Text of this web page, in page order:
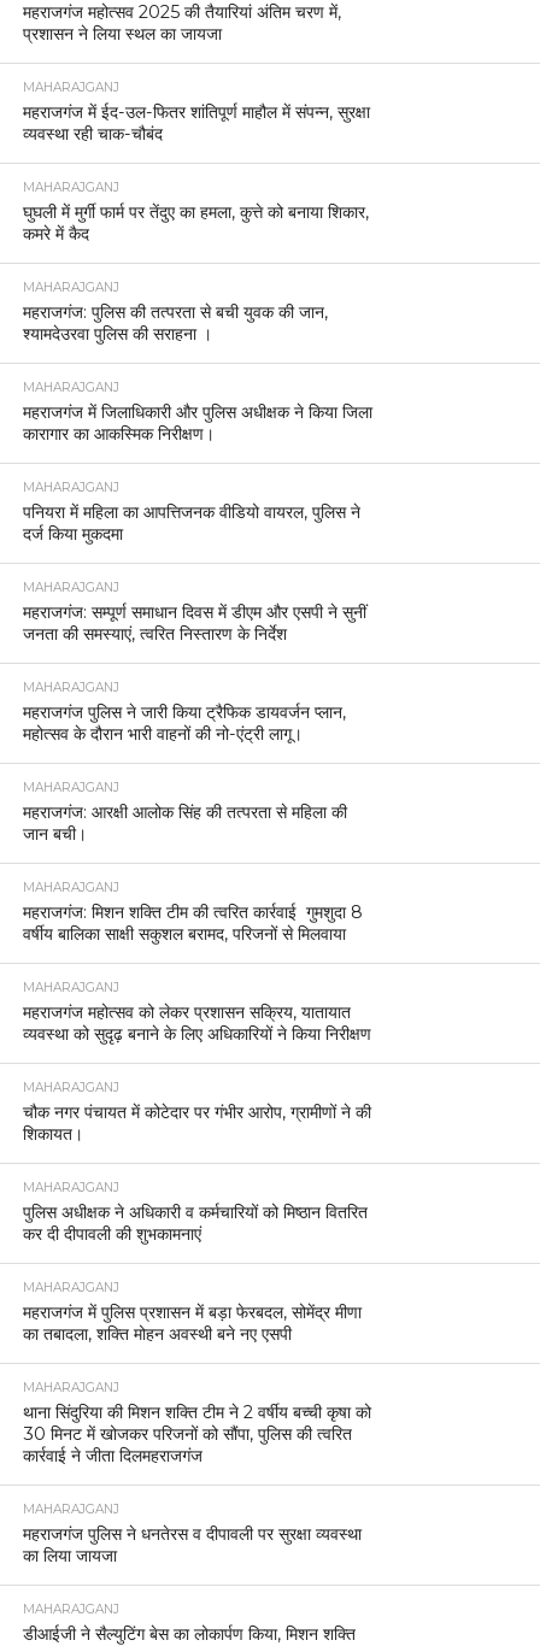
महराजगंज महोत्सव 2025 की तैयारियां अंतिम चरण में,
प्रशासन ने लिया स्थल का जायजा
MAHARAJGANJ
महराजगंज में ईद-उल-फितर शांतिपूर्ण माहौल में संपन्न, सुरक्षा
व्यवस्था रही चाक-चौबंद
MAHARAJGANJ
घुघली में मुर्गी फार्म पर तेंदुए का हमला, कुत्ते को बनाया शिकार,
कमरे में कैद
MAHARAJGANJ
महराजगंज: पुलिस की तत्परता से बची युवक की जान,
श्यामदेउरवा पुलिस की सराहना ।
MAHARAJGANJ
महराजगंज में जिलाधिकारी और पुलिस अधीक्षक ने किया जिला
कारागार का आकस्मिक निरीक्षण।
MAHARAJGANJ
पनियरा में महिला का आपत्तिजनक वीडियो वायरल, पुलिस ने
दर्ज किया मुकदमा
MAHARAJGANJ
महराजगंज: सम्पूर्ण समाधान दिवस में डीएम और एसपी ने सुनीं
जनता की समस्याएं, त्वरित निस्तारण के निर्देश
MAHARAJGANJ
महराजगंज पुलिस ने जारी किया ट्रैफिक डायवर्जन प्लान,
महोत्सव के दौरान भारी वाहनों की नो-एंट्री लागू।
MAHARAJGANJ
महराजगंज: आरक्षी आलोक सिंह की तत्परता से महिला की
जान बची।
MAHARAJGANJ
महराजगंज: मिशन शक्ति टीम की त्वरित कार्रवाई गुमशुदा 8
वर्षीय बालिका साक्षी सकुशल बरामद, परिजनों से मिलवाया
MAHARAJGANJ
महराजगंज महोत्सव को लेकर प्रशासन सक्रिय, यातायात
व्यवस्था को सुदृढ़ बनाने के लिए अधिकारियों ने किया निरीक्षण
MAHARAJGANJ
चौक नगर पंचायत में कोटेदार पर गंभीर आरोप, ग्रामीणों ने की
शिकायत।
MAHARAJGANJ
पुलिस अधीक्षक ने अधिकारी व कर्मचारियों को मिष्ठान वितरित
कर दी दीपावली की शुभकामनाएं
MAHARAJGANJ
महराजगंज में पुलिस प्रशासन में बड़ा फेरबदल, सोमेंद्र मीणा
का तबादला, शक्ति मोहन अवस्थी बने नए एसपी
MAHARAJGANJ
थाना सिंदुरिया की मिशन शक्ति टीम ने 2 वर्षीय बच्ची कृषा को
30 मिनट में खोजकर परिजनों को सौंपा, पुलिस की त्वरित
कार्रवाई ने जीता दिलमहराजगंज
MAHARAJGANJ
महराजगंज पुलिस ने धनतेरस व दीपावली पर सुरक्षा व्यवस्था
का लिया जायजा
MAHARAJGANJ
डीआईजी ने सैल्युटिंग बेस का लोकार्पण किया, मिशन शक्ति